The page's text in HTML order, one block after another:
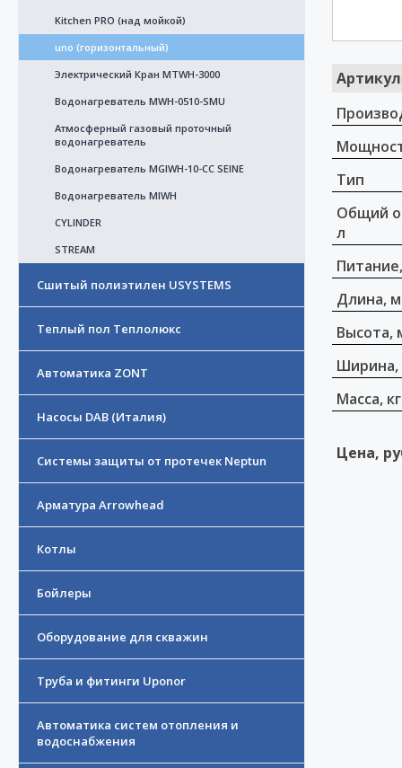
Kitchen PRO (над мойкой)
uno (горизонтальный)
Электрический Кран MTWH-3000
Водонагреватель MWH-0510-SMU
Атмосферный газовый проточный
водонагреватель
Водонагреватель MGIWH-10-CC SEINE
Bодонагреватель MIWH
CYLINDER
STREAM
Сшитый полиэтилен USYSTEMS
Теплый пол Теплолюкс
Автоматика ZONT
Насосы DAB (Италия)
Системы защиты от протечек Neptun
Арматура Arrowhead
Котлы
Бойлеры
Оборудование для скважин
Труба и фитинги Uponor
Автоматика систем отопления и
водоснабжения
Артикул
Тип
Общий
л
Длина,
Высота,
Масса, кг
Цена,